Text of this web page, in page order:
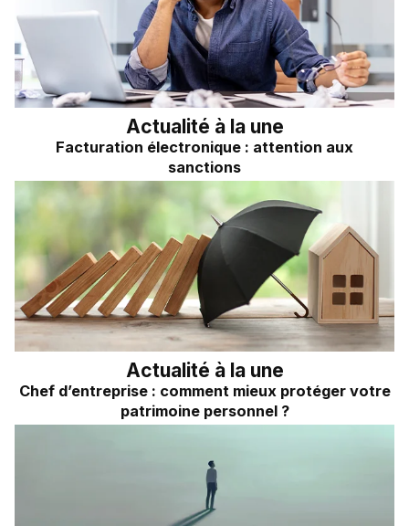
Actualité à la une
Facturation électronique : attention aux
sanctions
Actualité à la une
Chef d’entreprise : comment mieux protéger votre
patrimoine personnel ?